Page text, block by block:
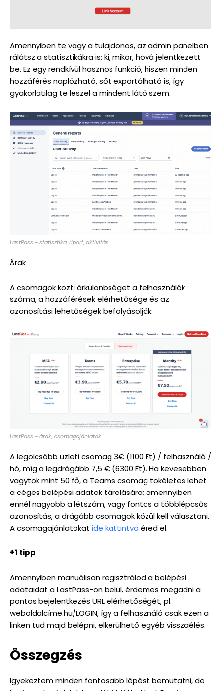
Amennyiben te vagy a tulajdonos, az admin panelben
rálátsz a statisztikákra is: ki, mikor, hová jelentkezett
be. Ez egy rendkívül hasznos funkció, hiszen minden
hozzáférés naplózható, sőt exportálható is, így
gyakorlatilag te leszel a mindent látó szem.
LastPass – statisztika, riport, aktivitás
Árak
A csomagok közti árkülönbséget a felhasználók
száma, a hozzáférések elérhetősége és az
azonosítási lehetőségek befolyásolják:
LastPass – árak, csomagajánlatok
A legolcsóbb üzleti csomag 3€ (1100 Ft) / felhasználó /
hó, míg a legdrágább 7,5 € (6300 Ft). Ha kevesebben
vagytok mint 50 fő, a Teams csomag tökéletes lehet
a céges belépési adatok tárolására; amennyiben
ennél nagyobb a létszám, vagy fontos a többlépcsős
azonosítás, a drágább csomagok közül kell választani.
A csomagajánlatokat ide kattintva éred el.
+1 tipp
Amennyiben manuálisan regisztrálod a belépési
adataidat a LastPass-on belül, érdemes megadni a
pontos bejelentkezés URL elérhetőségét, pl.
weboldalcíme.hu/LOGIN, így a felhasználó csak ezen a
linken tud majd belépni, elkerülhető egyéb visszaélés.
Összegzés
Igyekeztem minden fontosabb lépést bemutatni, de